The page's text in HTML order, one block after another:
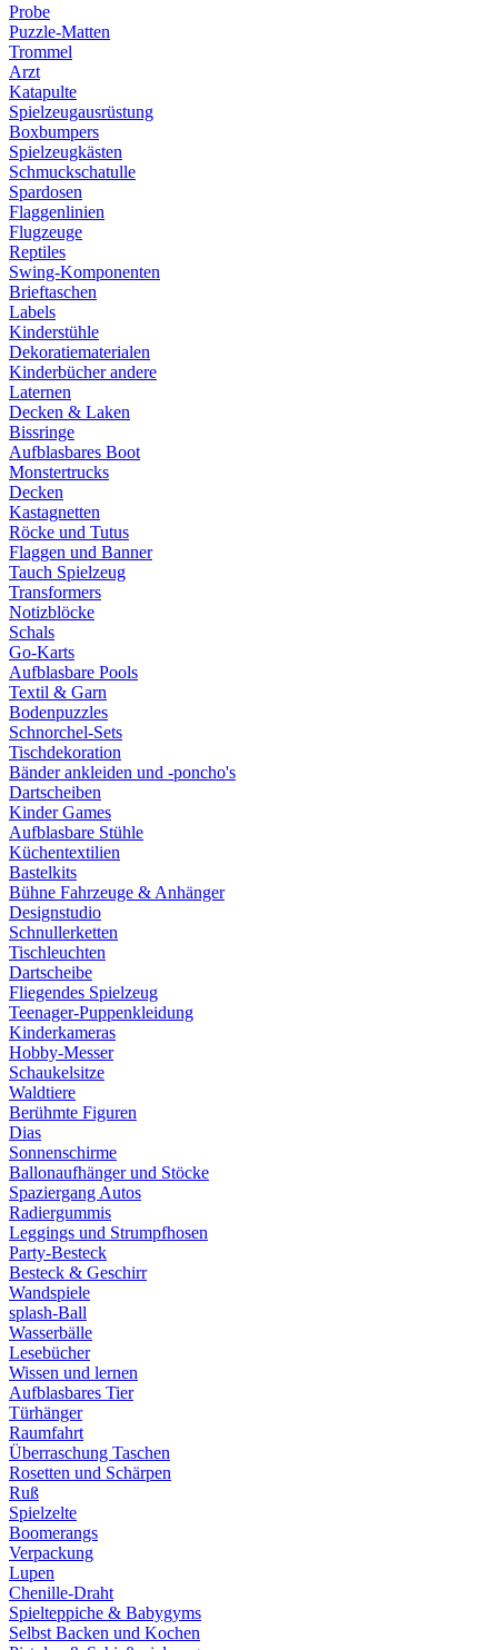
Probe
Puzzle-Matten
Trommel
Arzt
Katapulte
Spielzeugausrüstung
Boxbumpers
Spielzeugkästen
Schmuckschatulle
Spardosen
Flaggenlinien
Flugzeuge
Reptiles
Swing-Komponenten
Brieftaschen
Labels
Kinderstühle
Dekoratiematerialen
Kinderbücher andere
Laternen
Decken & Laken
Bissringe
Aufblasbares Boot
Monstertrucks
Decken
Kastagnetten
Röcke und Tutus
Flaggen und Banner
Tauch Spielzeug
Transformers
Notizblöcke
Schals
Go-Karts
Aufblasbare Pools
Textil & Garn
Bodenpuzzles
Schnorchel-Sets
Tischdekoration
Bänder ankleiden und -poncho's
Dartscheiben
Kinder Games
Aufblasbare Stühle
Küchentextilien
Bastelkits
Bühne Fahrzeuge & Anhänger
Designstudio
Schnullerketten
Tischleuchten
Dartscheibe
Fliegendes Spielzeug
Teenager-Puppenkleidung
Kinderkameras
Hobby-Messer
Schaukelsitze
Waldtiere
Berühmte Figuren
Dias
Sonnenschirme
Ballonaufhänger und Stöcke
Spaziergang Autos
Radiergummis
Leggings und Strumpfhosen
Party-Besteck
Besteck & Geschirr
Wandspiele
splash-Ball
Wasserbälle
Lesebücher
Wissen und lernen
Aufblasbares Tier
Türhänger
Raumfahrt
Überraschung Taschen
Rosetten und Schärpen
Ruß
Spielzelte
Boomerangs
Verpackung
Lupen
Chenille-Draht
Spielteppiche & Babygyms
Selbst Backen und Kochen